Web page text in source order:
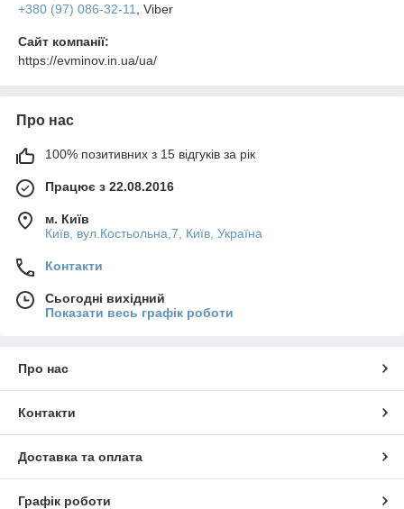
+380 (97) 086-32-11
, Viber
Сайт компанії:
https://evminov.in.ua/ua/
Про нас
100% позитивних з 15 відгуків за рік
Працює з 22.08.2016
м. Київ
Київ, вул.Костьольна,7, Київ, Україна
Контакти
Сьогодні вихідний
Показати весь графік роботи
Про нас
Контакти
Доставка та оплата
Графік роботи